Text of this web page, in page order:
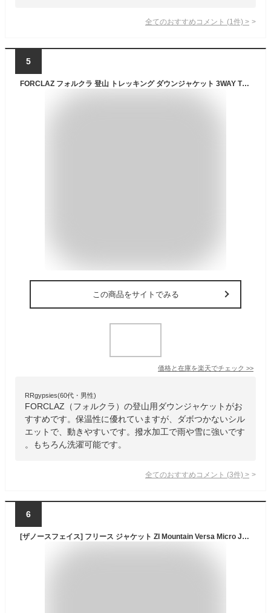
全てのおすすめコメント (1 件) >
5
FORCLAZ フォルクラ 登山 トレッキング ダウンジャケット 3WAY TRAVEL 500 レディース | 山登り ハイキング ハイキングウェア 登山ウェア ウェア トップス ジャケット ダウンコート コート 女性用 長袖 防寒 暖かい 雪山
この商品をサイトでみる
価格と在庫を楽天でチェック >>
RRgypsies(60代・男性)
FORCLAZ（フォルクラ）の登山用ダウンジャケットがお
すすめです。保温性に優れていますが、ダボつかないシル
エットで、動きやすいです。撥水加工で雨や雪に強いです
。もちろん洗濯可能です。
全てのおすすめコメント (3件) >
6
[ザノースフェイス] フリース ジャケット ZI Mountain Versa Micro Jacket オキシダイズドブロン 110